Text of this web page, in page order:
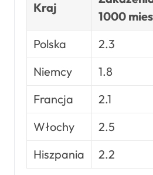
Kraj
1000
Polska
2.3
Niemcy
1.8
Francja
2.1
Włochy
2.5
Hiszpania
2.2